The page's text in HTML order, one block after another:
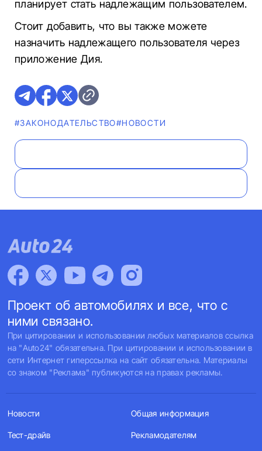
планирует стать надлежащим пользователем.
Стоит добавить, что вы также можете
назначить надлежащего пользователя через
приложение Дия.
#ЗАКОНОДАТЕЛЬСТВО#НОВОСТИ
Проект об автомобилях и все, что с
ними связано.
При цитировании и использовании любых материалов ссылка
на "Auto24" обязательна. При цитировании и использовании в
сети Интернет гиперссылка на сайт обязательна. Материалы
со знаком "Реклама" публикуются на правах рекламы.
Новости
Тест-драйв
Общая информация
Рекламодателям